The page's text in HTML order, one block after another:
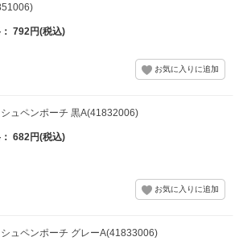
792円(税込)
シュペンポーチ 黒A(41832006)
682円(税込)
シュペンポーチ グレーA(41833006)